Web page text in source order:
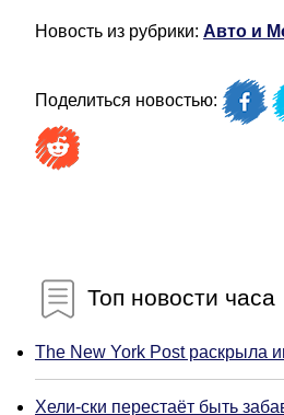
Новость из рубрики: Авто и
Поделиться новостью:
Топ новости часа
The New York Post раскрыла
Хели-ски перестаёт быть